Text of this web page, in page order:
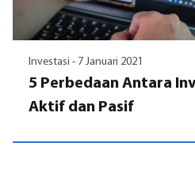
Investasi - 7 Januari 2021
5 Perbedaan Antara
Aktif dan Pasif